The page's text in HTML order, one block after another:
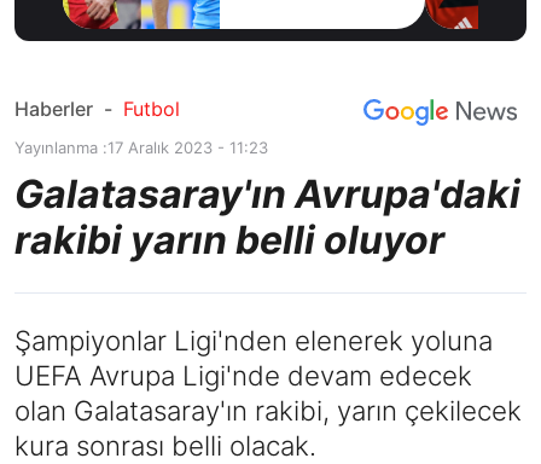
Haberler - Futbol
Yayınlanma :17 Aralık 2023 - 11:23
Galatasaray'ın Avrupa'daki
rakibi yarın belli oluyor
Şampiyonlar Ligi'nden elenerek yoluna
UEFA Avrupa Ligi'nde devam edecek
olan Galatasaray'ın rakibi, yarın çekilecek
kura sonrası belli olacak.